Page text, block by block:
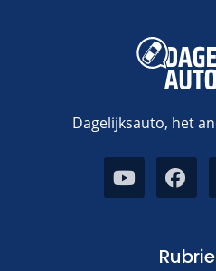
Dagelijksauto, het